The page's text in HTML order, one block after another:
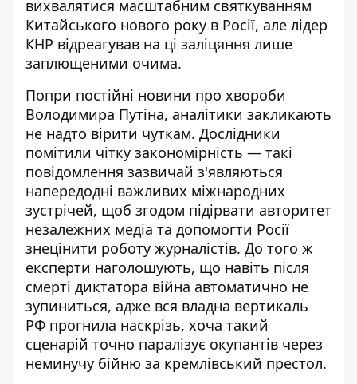
вихвалятися масштабним святкуванням
Китайського нового року в Росії, але лідер
КНР відреагував на ці заліцяння лише
заплющеними очима.
Попри постійні новини про хвороби
Володимира Путіна, аналітики закликають
не надто вірити чуткам. Дослідники
помітили чітку закономірність — такі
повідомлення зазвичай з'являються
напередодні важливих міжнародних
зустрічей, щоб згодом підірвати авторитет
незалежних медіа та допомогти Росії
знецінити роботу журналістів. До того ж
експерти наголошують, що навіть після
смерті диктатора війна автоматично не
зупиниться, адже вся владна вертикаль
РФ прогнила наскрізь, хоча такий
сценарій точно паралізує окупантів через
неминучу бійню за кремлівський престол.